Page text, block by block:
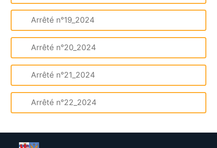
Arrêté n°19_2024
Arrêté n°20_2024
Arrêté n°21_2024
Arrêté n°22_2024